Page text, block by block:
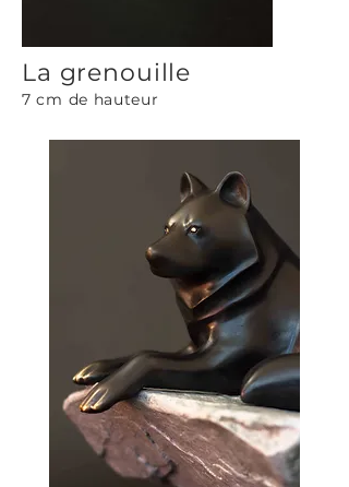
La grenouille
7 cm de hauteur